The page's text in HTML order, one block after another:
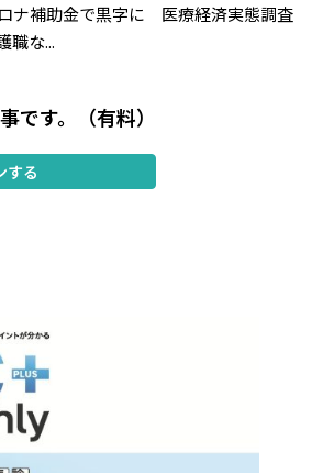
ナ補助金で黒字に 医療経済実態調査
職な...
です。（有料）
する